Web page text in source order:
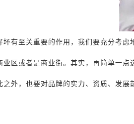
坏有至关重要的作用，我们要充分考
业区或者是商业街。其实，再简单一点
之外，也要对品牌的实力、资质、发